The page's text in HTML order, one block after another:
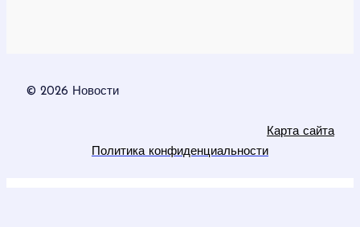
© 2026 Новости
Карта сайта
Политика конфиденциальности